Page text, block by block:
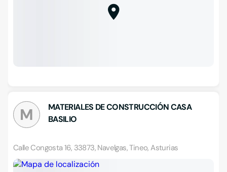
M
MATERIALES DE CONSTRUCCIÓN CASA
BASILIO
Calle Congosta 16, 33873, Navelgas, Tineo, Asturias